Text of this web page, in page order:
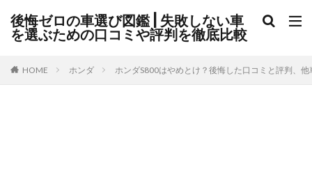
後悔ゼロの車選び図鑑 | 失敗しない車
を選ぶための口コミや評判を徹底比較
HOME ホンダ ホンダS800はやめとけ？後悔した口コミと評判、